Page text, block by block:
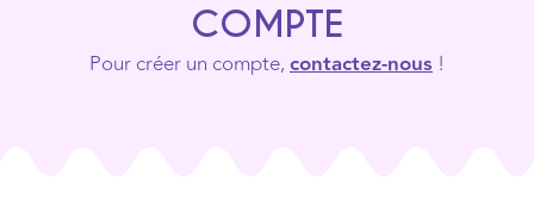
COMPTE
Pour créer un compte,contactez-nous !